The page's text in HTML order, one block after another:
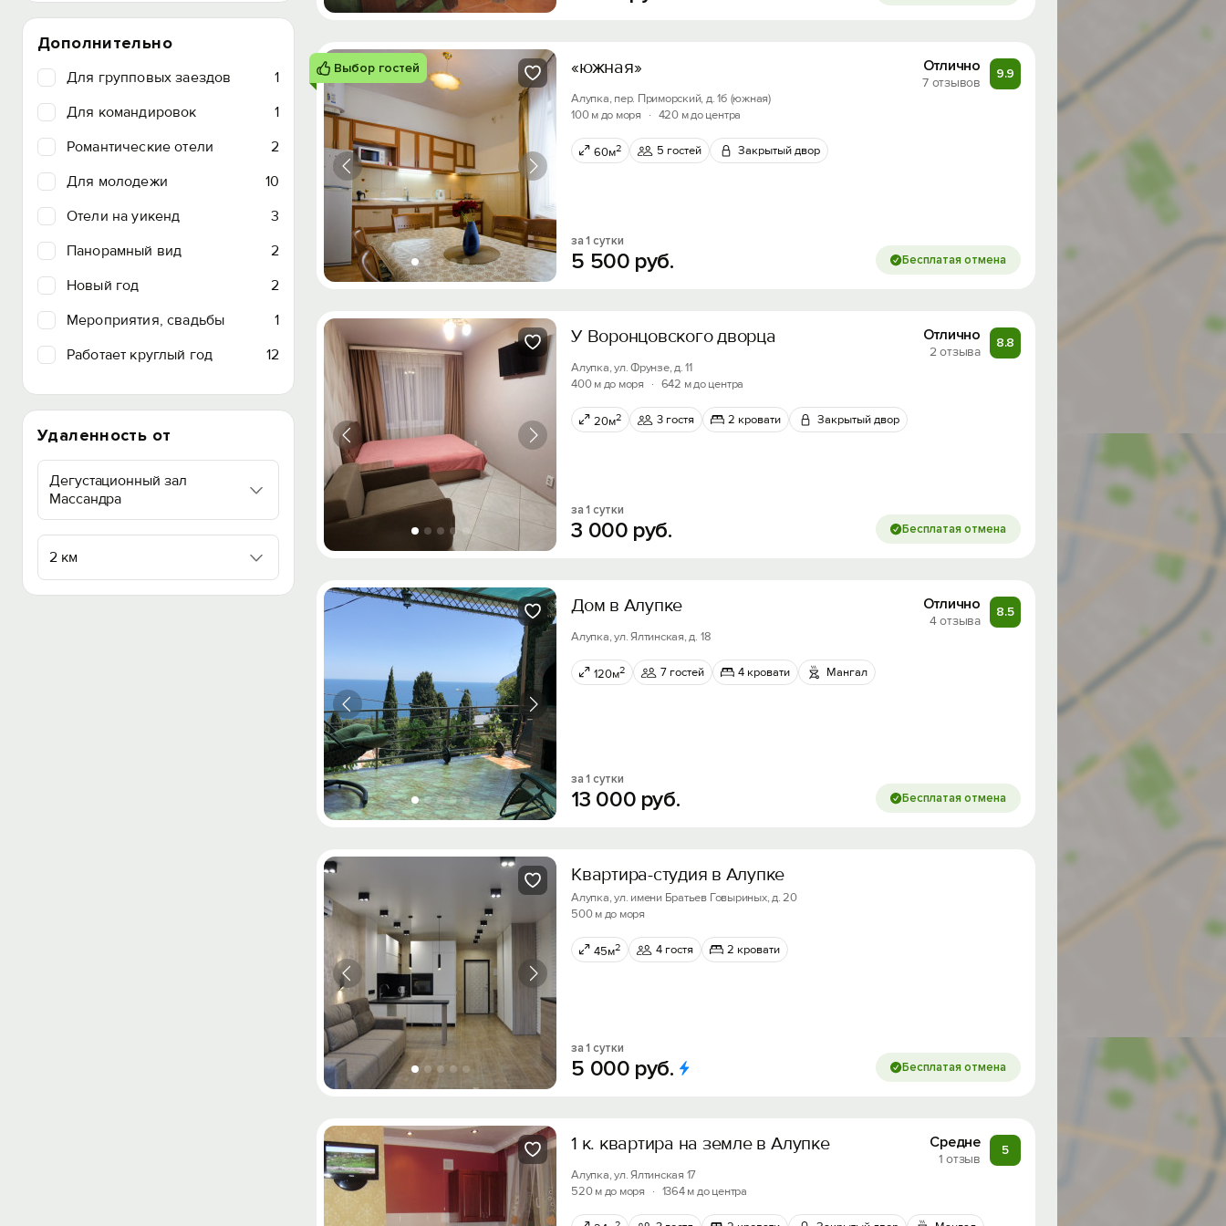
Дополнительно
Для групповых заездов
1
Для командировок
1
Романтические отели
2
Для молодежи
10
Отели на уикенд
3
Панорамный вид
2
Новый год
2
Мероприятия, свадьбы
1
Работает круглый год
12
Удаленность от
Дегустационный зал
Массандра
2 км
Выбор гостей «южная» Отлично
7 отзывов
9.9
Алупка, пер. Приморский, д. 1б (южная)
100 м до моря
· 420 м до центра
60м2 5 гостей Закрытый двор
за 1 сутки
5 500 руб. Бесплатая отмена
У Воронцовского дворца Отлично
2 отзыва
8.8
Алупка, ул. Фрунзе, д. 11
400 м до моря
· 642 м до центра
20м2 3 гостя 2 кровати Закрытый двор
за 1 сутки
3 000 руб. Бесплатая отмена
Дом в Алупке Отлично
4 отзыва
8.5
Алупка, ул. Ялтинская, д. 18
120м2 7 гостей 4 кровати Мангал
за 1 сутки
13 000 руб. Бесплатая отмена
Квартира-студия в Алупке
Алупка, ул. имени Братьев Говыриных, д. 20
500 м до моря
45м2 4 гостя 2 кровати
за 1 сутки
5 000 руб. Бесплатая отмена
1 к. квартира на земле в Алупке Средне
1 отзыв
5
Алупка, ул. Ялтинская 17
520 м до моря
· 1364 м до центра